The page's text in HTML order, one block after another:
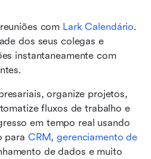
com Lark Calendário.
dos seus colegas e
instantaneamente com
organize projetos,
fluxos de trabalho e
em tempo real usando
para CRM, gerenciamento de
de dados e muito